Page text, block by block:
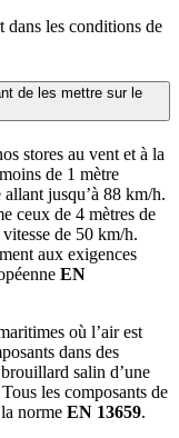
dans les conditions de
de les mettre sur le
stores au vent et à la
de 1 mètre
allant jusqu’à 88 km/​h.
ceux de 4 mètres de
de 50 km/​h.
aux exigences
EN
où l’air est
dans des
salin d’une
les composants de
norme EN 13659.